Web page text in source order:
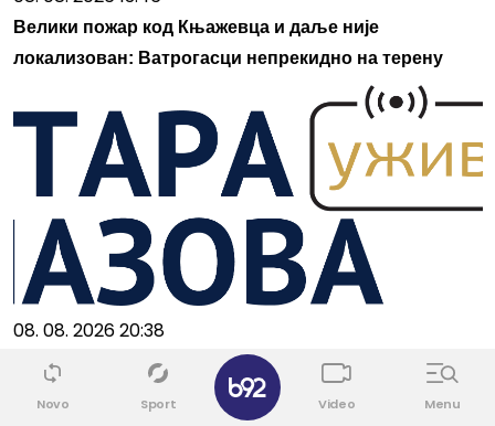
Велики пожар код Књажевца и даље није
локализован: Ватрогасци непрекидно на терену
08. 08. 2026 20:38
Вучић: Настављамо да улажемо у развој Старе
Novo Sport Video Menu
✕